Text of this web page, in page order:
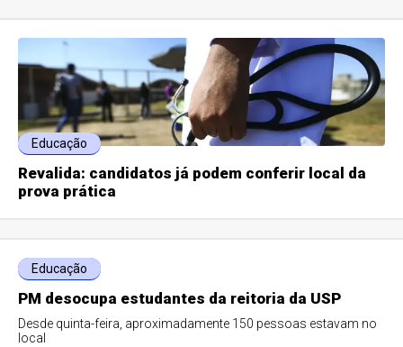
Educação
Revalida: candidatos já podem conferir local da
prova prática
Educação
PM desocupa estudantes da reitoria da USP
Desde quinta-feira, aproximadamente 150 pessoas estavam no
local